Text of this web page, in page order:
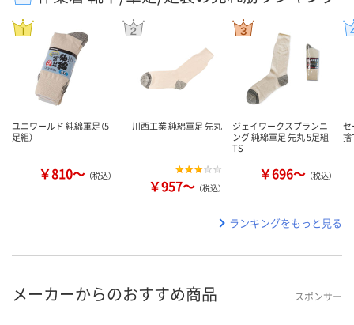
ユニワールド 純綿軍足（5
足組）
￥810～ （税込）
川西工業 純綿軍足 先丸
￥957～ （税込）
ジェイワークスプランニ
ング 純綿軍足 先丸 5足組
TS
￥696～ （税込）
セ
捨
ランキングをもっと見る
メーカーからのおすすめ商品 スポンサー